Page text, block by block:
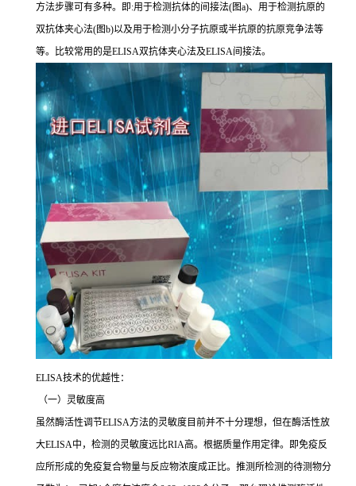
方法步骤可有多种。即:用于检测抗体的间接法(图a)、用于检测抗原的
双抗体夹心法(图b)以及用于检测小分子抗原或半抗原的抗原竞争法等
等。比较常用的是ELISA双抗体夹心法及ELISA间接法。
ELISA技术的优越性：
（一）灵敏度高
虽然酶活性调节ELISA方法的灵敏度目前并不十分理想，但在酶活性放
大ELISA中，检测的灵敏度远比RIA高。根据质量作用定律。即免疫反
应所形成的免疫复合物量与反应物浓度成正比。推测所检测的待测物分